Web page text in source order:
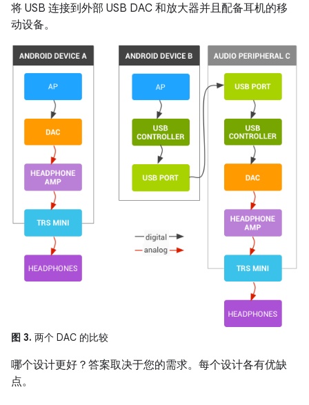
将 USB 连接到外部 USB DAC 和放大器并且配备耳机的移
动设备。
图 3. 两个 DAC 的比较
哪个设计更好？答案取决于您的需求。每个设计各有优缺
点。